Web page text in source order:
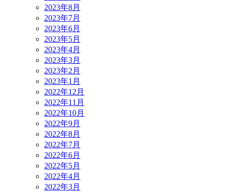
2023年8月
2023年7月
2023年6月
2023年5月
2023年4月
2023年3月
2023年2月
2023年1月
2022年12月
2022年11月
2022年10月
2022年9月
2022年8月
2022年7月
2022年6月
2022年5月
2022年4月
2022年3月